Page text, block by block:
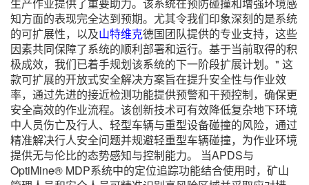
知方面的表现完全达到预期。尤其令我们印象深刻的是系统
的可扩展性，以及山特维克德国团队提供的专业支持，这些
因素共同保障了系统的顺利部署和运行。基于当前取得的积
极成效，我们已着手规划该系统的下一阶段扩展计划。" 这
款可扩展的开放式安全解决方案旨在提升安全性与作业效
率，通过先进的接近检测功能提供预警和干预控制，确保更
安全高效的作业流程。该创新技术可有效降低复杂地下环境
中人员伤亡及行人、轻型车辆与重型设备碰撞的风险，通过
精准解决行人安全问题并规避轻重型车辆碰撞，为作业环境
提供无与伦比的态势感知与控制能力。 当APDS与
OptiMine® MDP系统中的定位追踪功能结合使用时，矿山